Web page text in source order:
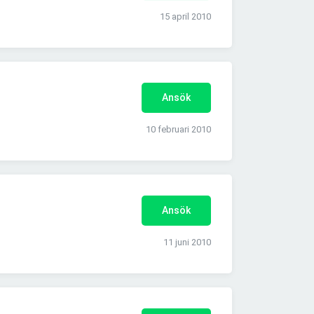
15 april 2010
Ansök
10 februari 2010
Ansök
11 juni 2010